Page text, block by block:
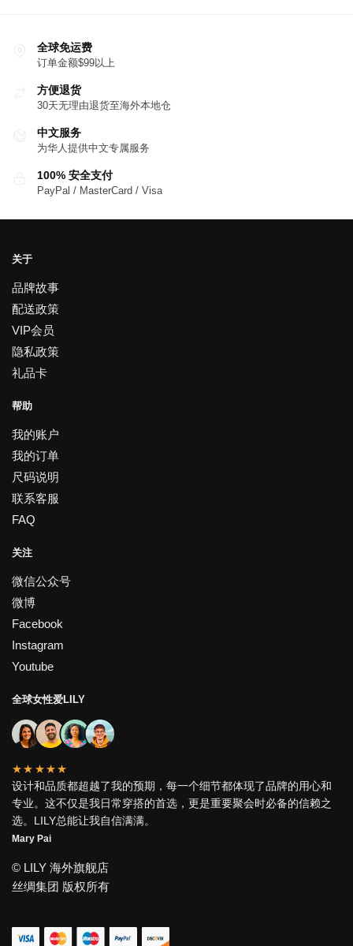
全球免运费
订单金额$99以上
方便退货
30天无理由退货至海外本地仓
中文服务
为华人提供中文专属服务
100% 安全支付
PayPal / MasterCard / Visa
关于
品牌故事
配送政策
VIP会员
隐私政策
礼品卡
帮助
我的账户
我的订单
尺码说明
联系客服
FAQ
关注
微信公众号
微博
Facebook
Instagram
Youtube
全球女性爱LILY
★★★★★
设计和品质都超越了我的预期，每一个细节都体现了品牌的用心和
专业。这不仅是我日常穿搭的首选，更是重要聚会时必备的信赖之
选。LILY总能让我自信满满。
Mary Pai
© LILY 海外旗舰店
丝绸集团 版权所有